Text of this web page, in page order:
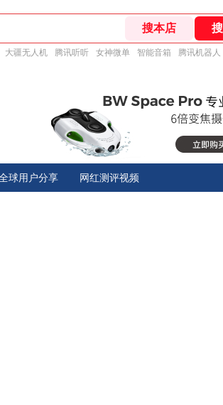
大疆无人机 腾讯听听 女神微单 智能音箱 腾讯机器人
球用户分享 网红测评视频